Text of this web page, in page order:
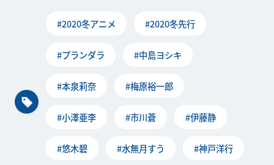
#2020冬アニメ #2020冬先行
#プランダラ #中島ヨシキ
#本泉莉奈 #梅原裕一郎
#小澤亜李 #市川蒼 #伊藤静
#悠木碧 #水無月すう #神戸洋行